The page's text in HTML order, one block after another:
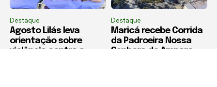
Destaque
Agosto Lilás leva
orientação sobre
violência contra a
Destaque
Maricá recebe Corrida
da Padroeira Nossa
Senhora do Amparo